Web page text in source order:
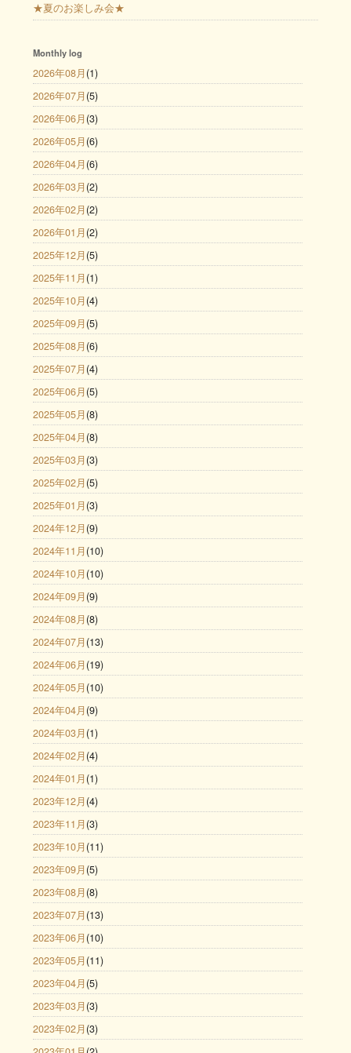
★夏のお楽しみ会★
Monthly log
2026年08月 (1)
2026年07月 (5)
2026年06月 (3)
2026年05月 (6)
2026年04月 (6)
2026年03月 (2)
2026年02月 (2)
2026年01月 (2)
2025年12月 (5)
2025年11月 (1)
2025年10月 (4)
2025年09月 (5)
2025年08月 (6)
2025年07月 (4)
2025年06月 (5)
2025年05月 (8)
2025年04月 (8)
2025年03月 (3)
2025年02月 (5)
2025年01月 (3)
2024年12月 (9)
2024年11月 (10)
2024年10月 (10)
2024年09月 (9)
2024年08月 (8)
2024年07月 (13)
2024年06月 (19)
2024年05月 (10)
2024年04月 (9)
2024年03月 (1)
2024年02月 (4)
2024年01月 (1)
2023年12月 (4)
2023年11月 (3)
2023年10月 (11)
2023年09月 (5)
2023年08月 (8)
2023年07月 (13)
2023年06月 (10)
2023年05月 (11)
2023年04月 (5)
2023年03月 (3)
2023年02月 (3)